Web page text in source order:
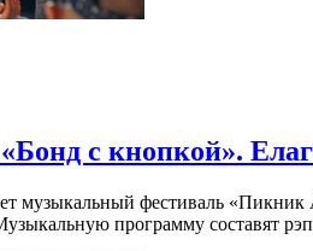
с кнопкой».
музыкальный фестиваль «Пикник
программу составят